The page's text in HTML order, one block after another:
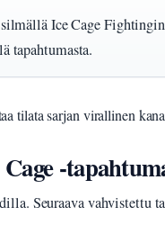
Ice Cage
tapahtumasta.
tilata sarjan virallinen
-
Seuraava vahvistettu